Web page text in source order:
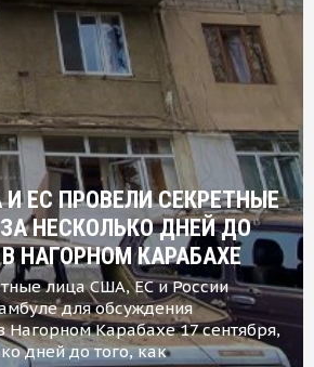
ЕС ПРОВЕЛИ СЕКРЕТНЫЕ
НЕСКОЛЬКО ДНЕЙ ДО
НАГОРНОМ КАРАБАХЕ
лица США, ЕС и России
для обсуждения
Нагорном Карабахе 17 сентября,
дней до того, как